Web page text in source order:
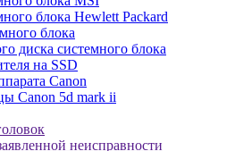
блока Hewlett Packard
блока
диска системного блока
на SSD
Canon
Canon 5d mark ii
неисправности